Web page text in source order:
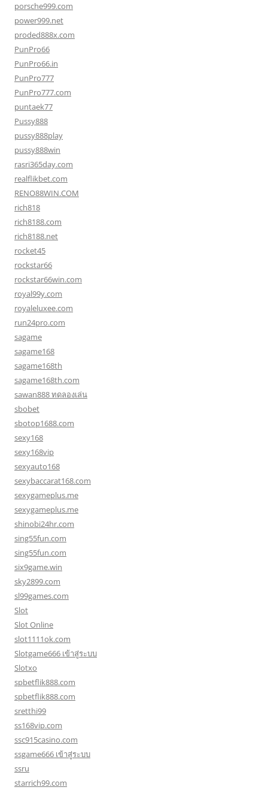
porsche999.com
power999.net
proded888x.com
PunPro66
PunPro66.in
PunPro777
PunPro777.com
puntaek77
Pussy888
pussy888play
pussy888win
rasri365day.com
realflikbet.com
RENO88WIN.COM
rich818
rich8188.com
rich8188.net
rocket45
rockstar66
rockstar66win.com
royal99y.com
royaleluxee.com
run24pro.com
sagame
sagame168
sagame168th
sagame168th.com
sawan888 ทดลองเล่น
sbobet
sbotop1688.com
sexy168
sexy168vip
sexyauto168
sexybaccarat168.com
sexygameplus.me
sexygameplus.me
shinobi24hr.com
sing55fun.com
sing55fun.com
six9game.win
sky2899.com
sl99games.com
Slot
Slot Online
slot1111ok.com
Slotgame666 เข้าสู่ระบบ
Slotxo
spbetflik888.com
spbetflik888.com
sretthi99
ss168vip.com
ssc915casino.com
ssgame666 เข้าสู่ระบบ
ssru
starrich99.com